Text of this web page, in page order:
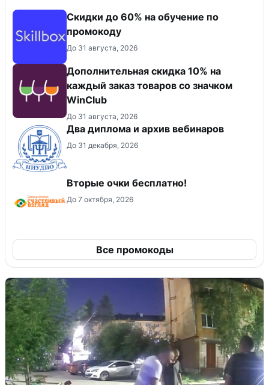
Скидки до 60% на обучение по
промокоду
До 31 августа, 2026
Дополнительная скидка 10% на
каждый заказ товаров со значком
WinClub
До 31 августа, 2026
Два диплома и архив вебинаров
До 31 декабря, 2026
Вторые очки бесплатно!
До 7 октября, 2026
Все промокоды